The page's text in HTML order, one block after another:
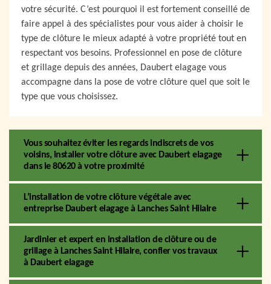
votre sécurité. C’est pourquoi il est fortement conseillé de
faire appel à des spécialistes pour vous aider à choisir le
type de clôture le mieux adapté à votre propriété tout en
respectant vos besoins. Professionnel en pose de clôture
et grillage depuis des années, Daubert elagage vous
accompagne dans la pose de votre clôture quel que soit le
type que vous choisissez.
Vous souhaitez éviter les regards indiscrets de vos
voisins, installer votre clôture avec Daubert elagage
dans le 80620 à votre proximité
L’installation de votre clôture végétale avec
entreprise Daubert elagage à Lanches Saint Hilaire
Jardinier et expert en installation de clôture ou de
grillage à Lanches Saint Hilaire, confier vos travaux
à Daubert elagage